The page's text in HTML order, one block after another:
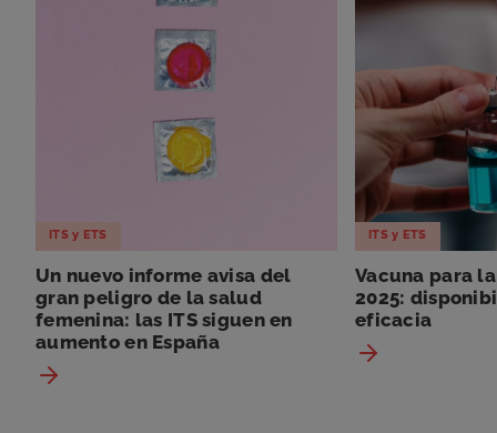
ITS y ETS
Un nuevo informe avisa del
gran peligro de la salud
femenina: las ITS siguen en
aumento en España
ITS y ETS
Vacuna para
2025:
eficacia